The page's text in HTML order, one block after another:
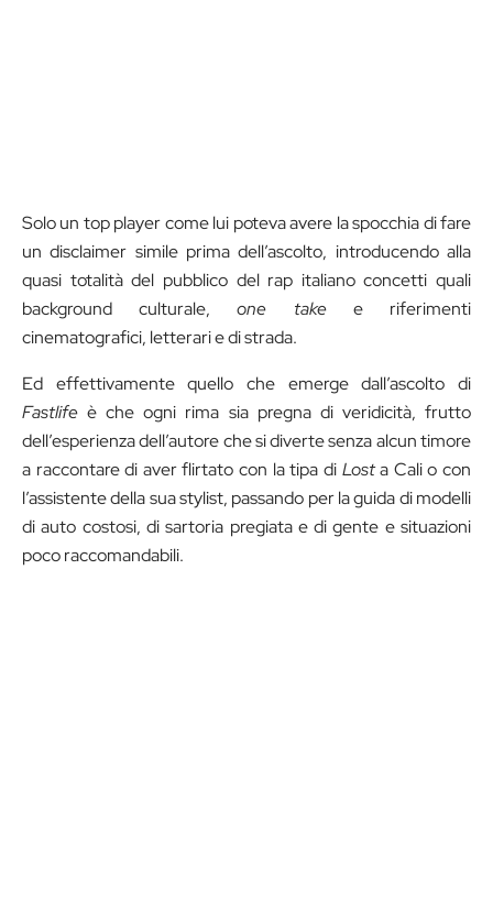
Solo un top player come lui poteva avere la spocchia di fare
un disclaimer simile prima dell’ascolto, introducendo alla
quasi totalità del pubblico del rap italiano concetti quali
background culturale,one takee riferimenti
cinematografici, letterari e di strada.
Ed effettivamente quello che emerge dall’ascolto di
Fastlife è che ogni rima sia pregna di veridicità, frutto
dell’esperienza dell’autore che si diverte senza alcun timore
a raccontare di aver flirtato con la tipa di Losta Cali o con
l’assistente della sua stylist, passando per la guida di modelli
di auto costosi, di sartoria pregiata e di gente e situazioni
poco raccomandabili.